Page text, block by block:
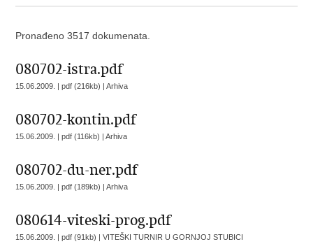
Pronađeno 3517 dokumenata.
080702-istra.pdf
15.06.2009. | pdf (216kb) |Arhiva
080702-kontin.pdf
15.06.2009. | pdf (116kb) |Arhiva
080702-du-ner.pdf
15.06.2009. | pdf (189kb) |Arhiva
080614-viteski-prog.pdf
15.06.2009. | pdf (91kb) |VITEŠKI TURNIR U GORNJOJ STUBICI